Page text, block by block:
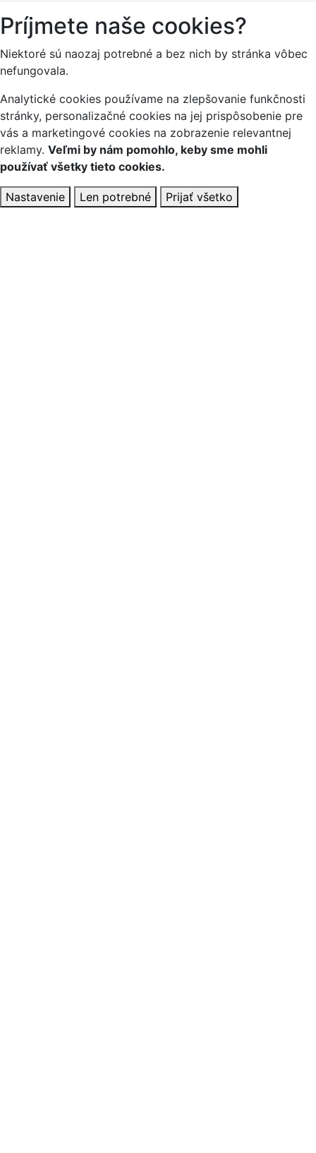
Príjmete naše cookies?
Niektoré sú naozaj potrebné a bez nich by stránka vôbec
nefungovala.
Analytické cookies používame na zlepšovanie funkčnosti
stránky, personalizačné cookies na jej prispôsobenie pre
vás a marketingové cookies na zobrazenie relevantnej
reklamy. Veľmi by nám pomohlo, keby sme mohli
používať všetky tieto cookies.
Nastavenie Len potrebné Prijať všetko